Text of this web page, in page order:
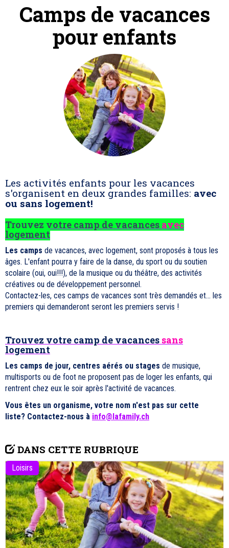
Camps de vacances
pour enfants
Les activités enfants pour les vacances
s'organisent en deux grandes familles: avec
ou sans logement!
Trouvez votre camp de vacances avec
logement
Les camps de vacances, avec logement, sont proposés à tous les
âges. L'enfant pourra y faire de la danse, du sport ou du soutien
scolaire (oui, oui!!!), de la musique ou du théâtre, des activités
créatives ou de développement personnel.
Contactez-les, ces camps de vacances sont très demandés et... les
premiers qui demanderont seront les premiers servis !
Trouvez votre camp de vacances sans
logement
Les camps de jour, centres aérés ou stages de musique,
multisports ou de foot ne proposent pas de loger les enfants, qui
rentrent chez eux le soir après l'activité de vacances.
Vous êtes un organisme, votre nom n'est pas sur cette
liste? Contactez-nous à info@lafamily.ch
DANS CETTE RUBRIQUE
Loisirs